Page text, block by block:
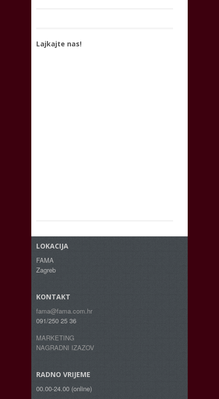
Lajkajte nas!
LOKACIJA
FAMA
Zagreb
KONTAKT
fama@fama.com.hr
091/250 25 36
MARKETING
NAGRADNI IZAZOV
RADNO VRIJEME
00.00-24.00 (online)